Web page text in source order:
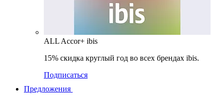
ALL Accor+ ibis
15% скидка круглый год во всех брендах ibis.
Подписаться
Предложения